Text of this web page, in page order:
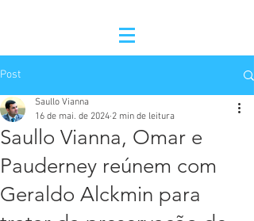
Post
Saullo Vianna, Omar e
Pauderney reúnem com
Geraldo Alckmin para
Saullo Vianna
16 de mai. de 2024 2 min de leitura